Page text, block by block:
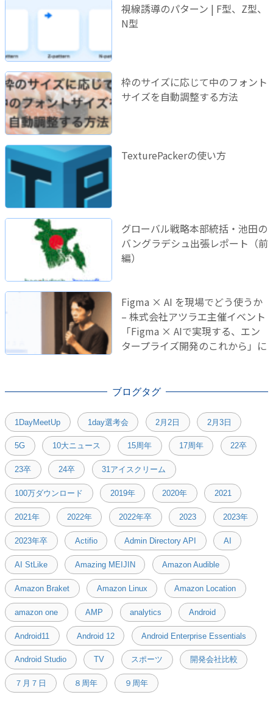
視線誘導のパターン | F型、Z型、
N型
枠のサイズに応じて中のフォント
サイズを自動調整する方法
TexturePackerの使い方
グローバル戦略本部統括・池田の
バングラデシュ出張レポート（前
編）
Figma × AI を現場でどう使うか
– 株式会社アツラエ主催イベント
「Figma × AIで実現する、エン
タープライズ開発のこれから」に
ブログタグ
1DayMeetUp 1day選考会 2月2日 2月3日
5G 10大ニュース 15周年 17周年 22卒
23卒 24卒 31アイスクリーム
100万ダウンロード 2019年 2020年 2021
2021年 2022年 2022年卒 2023 2023年
2023年卒 Actifio Admin Directory API AI
AI StLike Amazing MEIJIN Amazon Audible
Amazon Braket Amazon Linux Amazon Location
amazon one AMP analytics Android
Android11 Android 12 Android Enterprise Essentials
Android Studio TV スポーツ 開発会社比較
７月７日 ８周年 ９周年